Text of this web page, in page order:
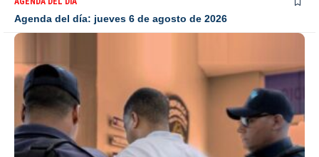
Agenda del día: jueves 6 de agosto de 2026